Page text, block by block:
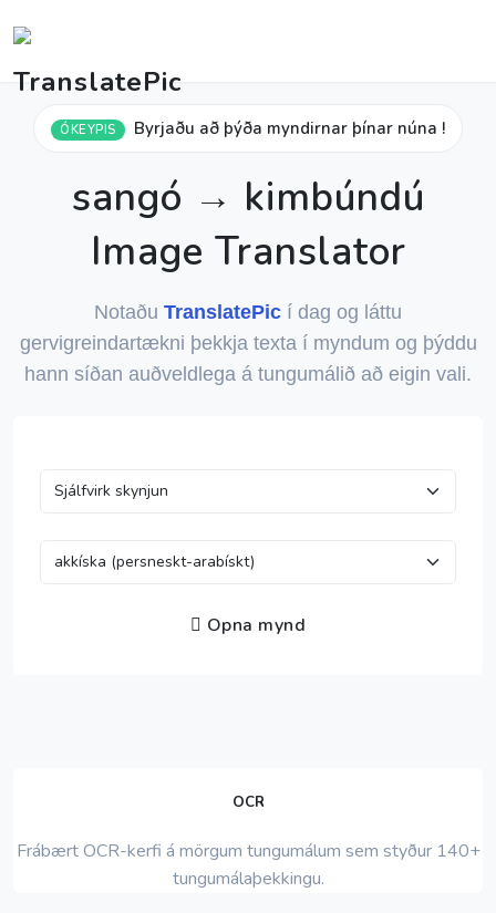
ÓKEYPIS Byrjaðu að þýða myndirnar þínar núna !
sangó → kimbúndú
Image Translator
Notaðu TranslatePic í dag og láttu
gervigreindartækni þekkja texta í myndum og þýddu
hann síðan auðveldlega á tungumálið að eigin vali.
Opna mynd
OCR
Frábært OCR-kerfi á mörgum tungumálum sem styður 140+
tungumálaþekkingu.